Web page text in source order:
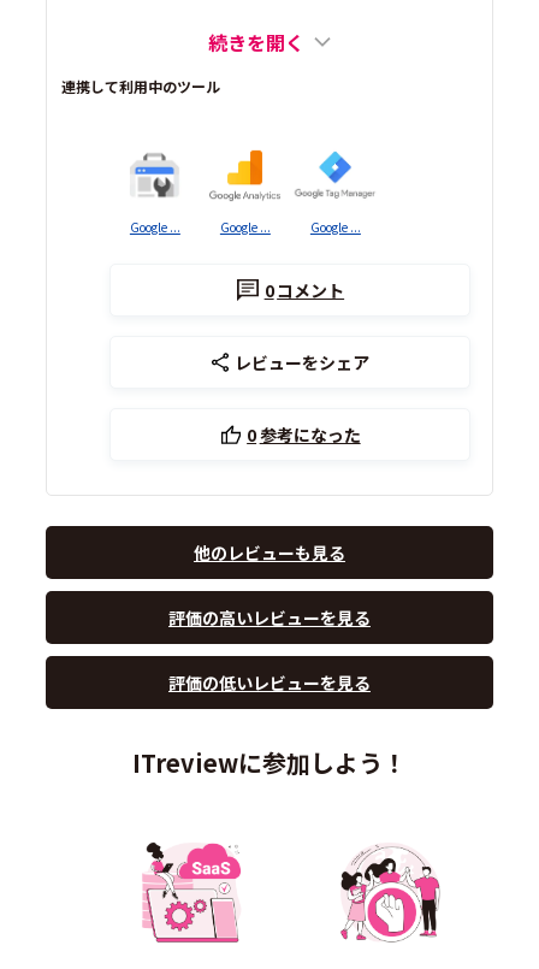
続きを開く
連携して利用中のツール
Google ... Google ... Google ...
0コメント
レビューをシェア
0参考になった
他のレビューも見る
評価の高いレビューを見る
評価の低いレビューを見る
ITreviewに参加しよう！